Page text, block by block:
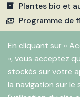
En cliquant sur «
», vous acceptez
stockés sur votre
la navigation sur le
Plantes bio et
Programme de
Paiements
2026